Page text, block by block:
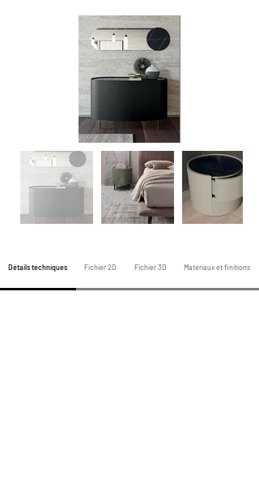
Détails techniques Fichier 2D Fichier 3D Matériaux et finitions